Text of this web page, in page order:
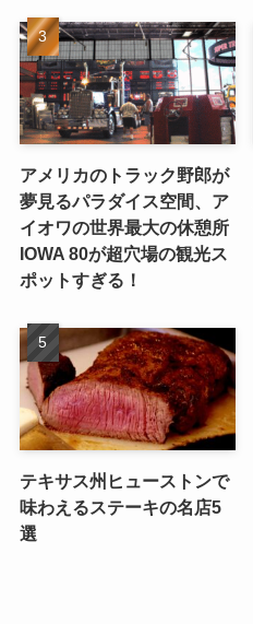
アメリカのトラック野郎が
夢見るパラダイス空間、ア
イオワの世界最大の休憩所
IOWA 80が超穴場の観光ス
ポットすぎる！
テキサス州ヒューストンで
味わえるステーキの名店5
選